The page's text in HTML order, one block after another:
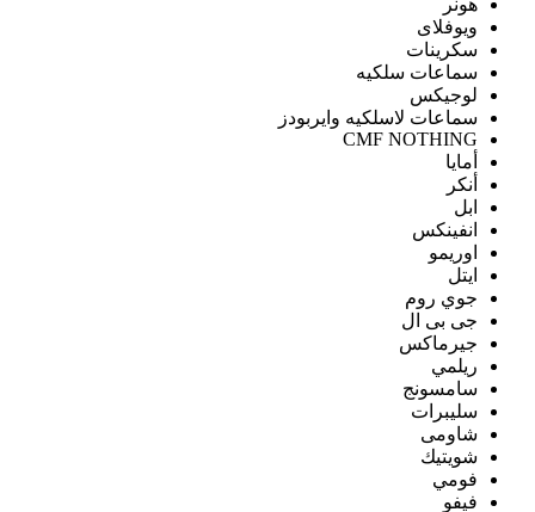
هونر
ويوفلاى
سكرينات
سماعات سلكيه
لوجيكس
سماعات لاسلكيه وايربودز
CMF NOTHING
أمايا
أنكر
ابل
انفينكس
اوريمو
ايتل
جوي روم
جى بى ال
جيرماكس
ريلمي
سامسونج
سليبرات
شاومى
شويتيك
فومي
فيفو